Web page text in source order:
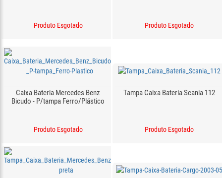
Produto Esgotado Produto Esgotado
Caixa Bateria Mercedes Benz
Bicudo - P/tampa Ferro/Plástico
Produto Esgotado
Tampa Caixa Bateria Scania 112
Produto Esgotado